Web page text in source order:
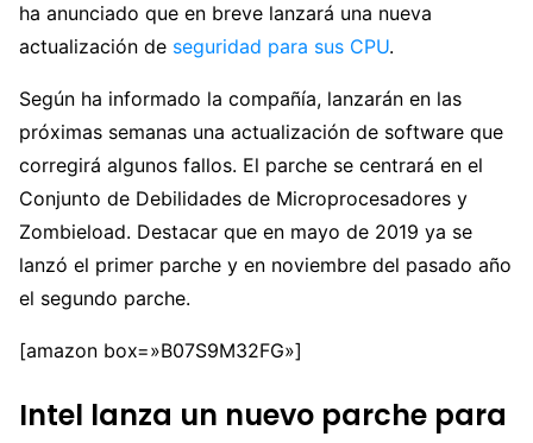
ha anunciado que en breve lanzará una nueva
actualización de seguridad para sus CPU.
Según ha informado la compañía, lanzarán en las
próximas semanas una actualización de software que
corregirá algunos fallos. El parche se centrará en el
Conjunto de Debilidades de Microprocesadores y
Zombieload. Destacar que en mayo de 2019 ya se
lanzó el primer parche y en noviembre del pasado año
el segundo parche.
[amazon box=»B07S9M32FG»]
Intel lanza un nuevo parche para